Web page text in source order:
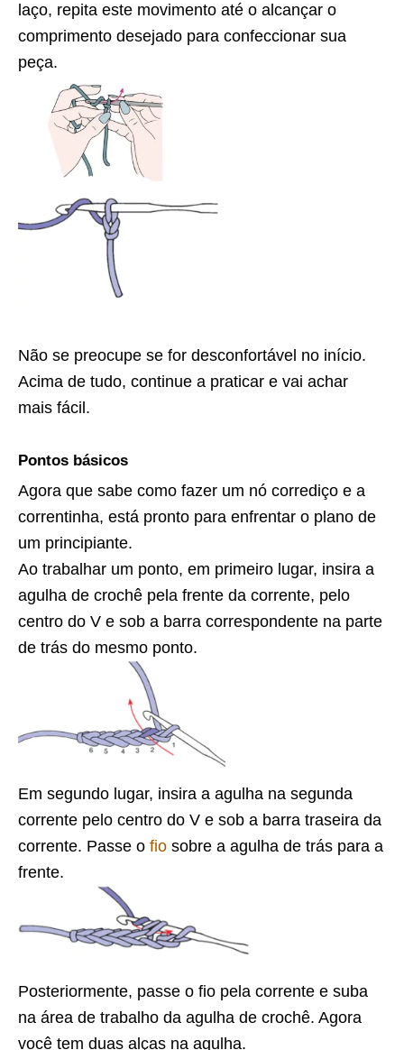
laço, repita este movimento até o alcançar o
comprimento desejado para confeccionar sua
peça.
Não se preocupe se for desconfortável no início.
Acima de tudo, continue a praticar e vai achar
mais fácil.
Pontos básicos
Agora que sabe como fazer um nó corrediço e a
correntinha, está pronto para enfrentar o plano de
um principiante.
Ao trabalhar um ponto, em primeiro lugar, insira a
agulha de crochê pela frente da corrente, pelo
centro do V e sob a barra correspondente na parte
de trás do mesmo ponto.
Em segundo lugar, insira a agulha na segunda
corrente pelo centro do V e sob a barra traseira da
corrente. Passe o fio sobre a agulha de trás para a
frente.
Posteriormente, passe o fio pela corrente e suba
na área de trabalho da agulha de crochê. Agora
você tem duas alças na agulha.